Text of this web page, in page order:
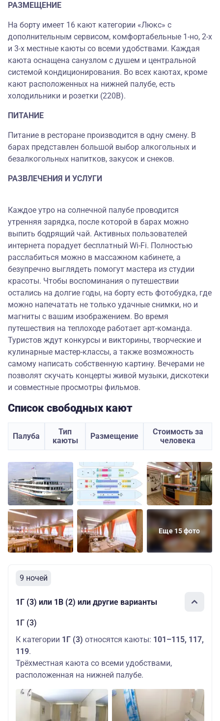
РАЗМЕЩЕНИЕ
На борту имеет 16 кают категории «Люкс» с
дополнительным сервисом, комфортабельные 1-но, 2-х
и 3-х местные каюты со всеми удобствами. Каждая
каюта оснащена санузлом с душем и центральной
системой кондиционирования. Во всех каютах, кроме
кают расположенных на нижней палубе, есть
холодильники и розетки (220В).
ПИТАНИЕ
Питание в ресторане производится в одну смену. В
барах представлен большой выбор алкогольных и
безалкогольных напитков, закусок и снеков.
РАЗВЛЕЧЕНИЯ И УСЛУГИ
Каждое утро на солнечной палубе проводится
утренняя зарядка, после которой в барах можно
выпить бодрящий чай. Активных пользователей
интернета порадует бесплатный Wi-Fi. Полностью
расслабиться можно в массажном кабинете, а
безупречно выглядеть помогут мастера из студии
красоты. Чтобы воспоминания о путешествии
остались на долгие годы, на борту есть фотобудка, где
можно напечатать не только удачные снимки, но и
магниты с вашим изображением. Во время
путешествия на теплоходе работает арт-команда.
Туристов ждут конкурсы и викторины, творческие и
кулинарные мастер-классы, а также возможность
самому написать собственную картину. Вечерами не
позволят скучать концерты живой музыки, дискотеки
и совместные просмотры фильмов.
Список свободных кают
Палуба
Тип
каюты
Размещение
Стоимость за
человека
Еще 15 фото
9 ночей
1Г (3) или 1В (2) или другие варианты
1Г (3)
К категории 1Г (3) относятся каюты: 101–115, 117,
119.
Трёхместная каюта со всеми удобствами,
расположенная на нижней палубе.